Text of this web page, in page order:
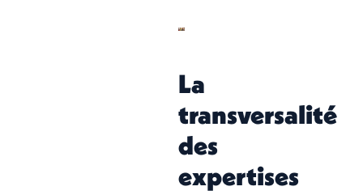
La
transversalité
des
expertises